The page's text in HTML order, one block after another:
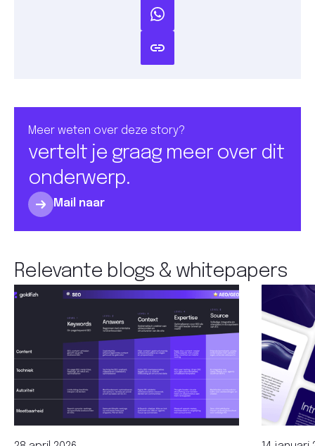
Meer weten over deze story?
vertelt je graag meer over dit
onderwerp.
Mail naar
Relevante blogs & whitepapers